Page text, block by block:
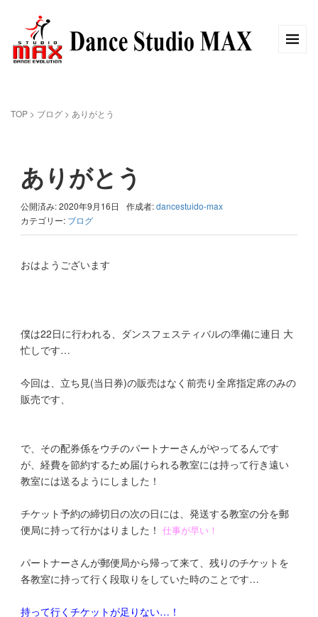
TOP > ブログ > ありがとう
ありがとう
公開済み: 2020年9月16日 作成者:dancestuido-max
カテゴリー: ブログ
おはようございます
僕は22日に行われる、ダンスフェスティバルの準備に連日 大
忙しです…
今回は、立ち見(当日券)の販売はなく前売り全席指定席のみの
販売です、
で、その配券係をウチのパートナーさんがやってるんです
が、経費を節約するため届けられる教室には持って行き遠い
教室には送るようにしました！
チケット予約の締切日の次の日には、発送する教室の分を郵
便局に持って行かはりました！ 仕事が早い！
パートナーさんが郵便局から帰って来て、残りのチケットを
各教室に持って行く段取りをしていた時のことです…
持って行くチケットが足りない…！